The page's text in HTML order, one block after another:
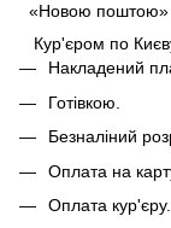
«Новою поштою»
Кур'єром по
Накладений
Готівкою.
Безналіний
Оплата на
Оплата кур'єру.